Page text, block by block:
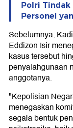
Polri Tindak
Personel
Sebelumnya,
Eddizon Isir
kasus tersebut
penyalahgunaan
anggotanya.
"Kepolisian
menegaskan
segala bentuk